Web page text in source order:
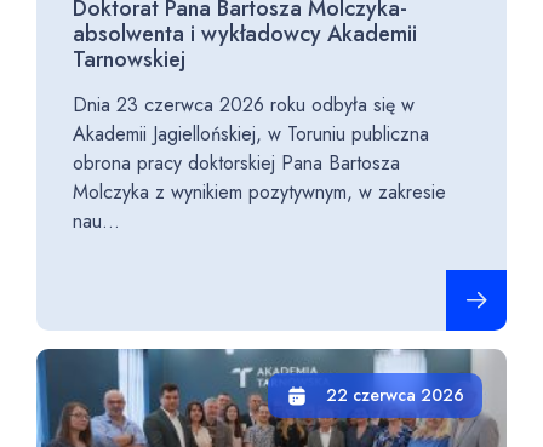
Doktorat Pana Bartosza Molczyka-
absolwenta i wykładowcy Akademii
Tarnowskiej
Dnia 23 czerwca 2026 roku odbyła się w
Akademii Jagiellońskiej, w Toruniu publiczna
obrona pracy doktorskiej Pana Bartosza
Molczyka z wynikiem pozytywnym, w zakresie
nau...
22 czerwca 2026